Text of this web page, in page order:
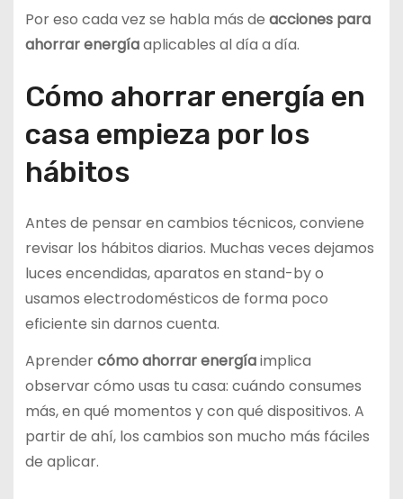
Por eso cada vez se habla más de acciones para
ahorrar energíaaplicables al día a día.
Cómo ahorrar energía en
casa empieza por los
hábitos
Antes de pensar en cambios técnicos, conviene
revisar los hábitos diarios. Muchas veces dejamos
luces encendidas, aparatos en stand-by o
usamos electrodomésticos de forma poco
eficiente sin darnos cuenta.
Aprendercómo ahorrar energíaimplica
observar cómo usas tu casa: cuándo consumes
más, en qué momentos y con qué dispositivos. A
partir de ahí, los cambios son mucho más fáciles
de aplicar.